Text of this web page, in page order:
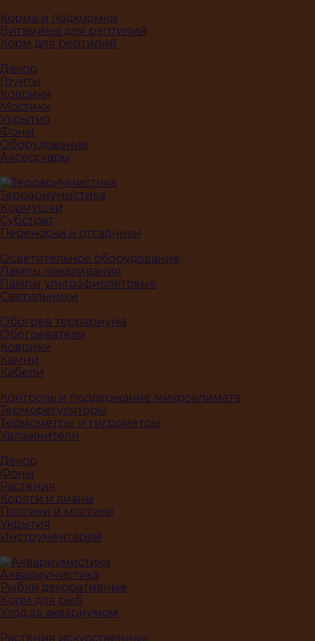
Корма и подкормки
Витамины для рептилий
Корм для рептилий
Декор
Грунты
Коврики
Мостики
Укрытия
Фоны
Оборудование
Аксессуары
Террариумистика
Кормушки
Субстрат
Переноски и отсадники
Осветительное оборудование
Лампы накаливания
Лампы ультрафиолетовые
Светильники
Обогрев террариума
Обогреватели
Коврики
Камни
Кабели
Контроль и поддержание микроклимата
Терморегуляторы
Термометры и гигрометры
Увлажнители
Декор
Фоны
Растения
Коряги и лианы
Плотики и мостики
Укрытия
Инструментарий
Аквариумистика
Рыбки декоративные
Корм для рыб
Уход за аквариумом
Растения искусственные